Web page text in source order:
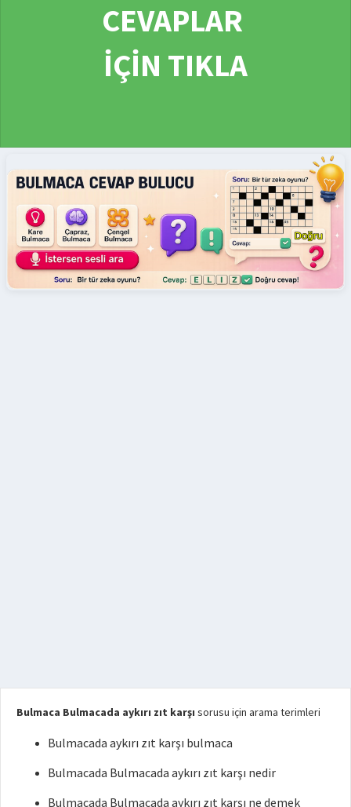
CEVAPLAR
İÇİN TIKLA
Bulmaca Bulmacada aykırı zıt karşı sorusu için arama terimleri
Bulmacada aykırı zıt karşı bulmaca
Bulmacada Bulmacada aykırı zıt karşı nedir
Bulmacada Bulmacada aykırı zıt karşı ne demek